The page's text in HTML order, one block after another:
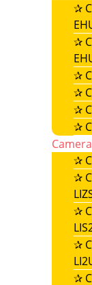
✰
✰
✰
✰
✰
✰
✰
✰
✰
✰
✰